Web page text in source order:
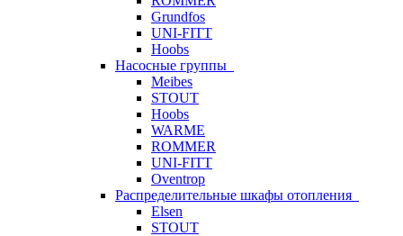
Grundfos
UNI-FITT
Hoobs
Насосные группы
Meibes
STOUT
Hoobs
WARME
ROMMER
UNI-FITT
Oventrop
Распределительные шкафы отопления
Elsen
STOUT